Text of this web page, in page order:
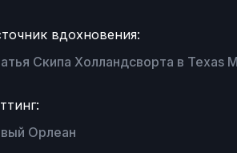
вдохновения:
Скипа Холландсворта в Texas
Орлеан